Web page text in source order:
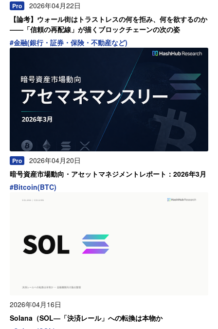
Pro
2026年04月22日
【論考】ウォール街はトラストレスの何を拒み、何を欲するのか
——「信頼の再配線」が描くブロックチェーンの次の姿
#金融(銀行・証券・保険・不動産など)
Pro
2026年04月20日
暗号資産市場動向・アセットマネジメントレポート：2026年3月
#Bitcoin(BTC)
2026年04月16日
Solana（SOL—「決済レール」への転換は本物か